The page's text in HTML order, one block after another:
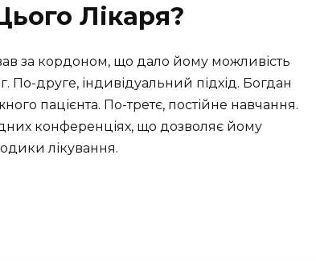
Лікаря?
за кордоном, що дало йому можливість
друге, індивідуальний підхід. Богдан
пацієнта. По-третє, постійне навчання.
конференціях, що дозволяє йому
лікування.